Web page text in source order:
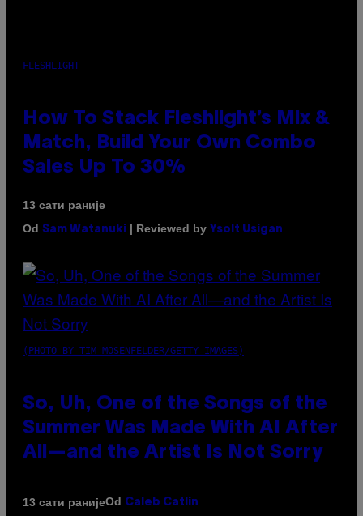
FLESHLIGHT
How To Stack Fleshlight’s Mix &
Match, Build Your Own Combo
Sales Up To 30%
13 сати раније
Od Sam Watanuki | Reviewed by Ysolt Usigan
(PHOTO BY TIM MOSENFELDER/GETTY IMAGES)
So, Uh, One of the Songs of the
Summer Was Made With AI After
All—and the Artist Is Not Sorry
13 сати ранијеOd Caleb Catlin